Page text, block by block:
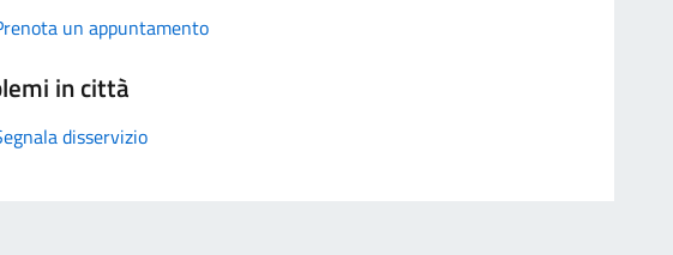
un appuntamento
in città
disservizio